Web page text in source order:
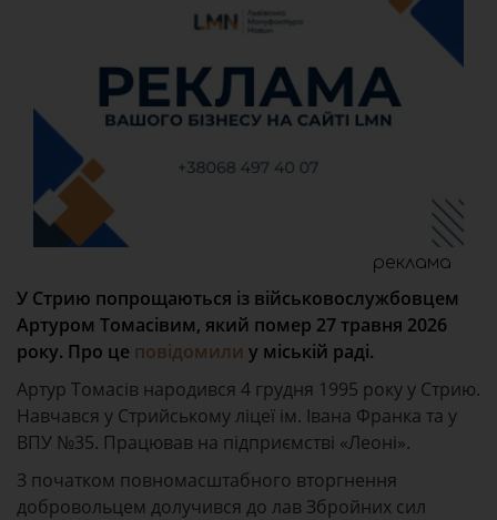
реклама
У Стрию попрощаються із військовослужбовцем
Артуром Томасівим, який помер 27 травня 2026
року. Про це повідомили у міській раді.
Артур Томасів народився 4 грудня 1995 року у Стрию.
Навчався у Стрийському ліцеї ім. Івана Франка та у
ВПУ №35. Працював на підприємстві «Леоні».
З початком повномасштабного вторгнення
добровольцем долучився до лав Збройних сил